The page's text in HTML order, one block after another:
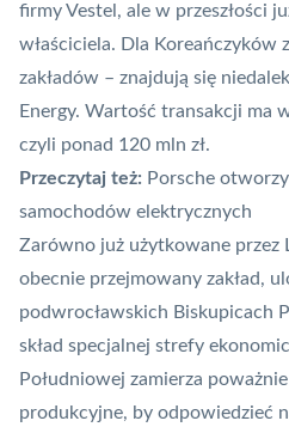
firmy Vestel, ale w przeszłości
właściciela. Dla Koreańczyków
zakładów – znajdują się
Energy. Wartość transakcji ma
czyli ponad 120 mln zł.
Przeczytaj też: Porsche
samochodów elektrycznych
Zarówno już użytkowane przez
obecnie przejmowany zakład,
podwrocławskich Biskupicach
skład specjalnej strefy
Południowej zamierza
produkcyjne, by odpowiedzieć